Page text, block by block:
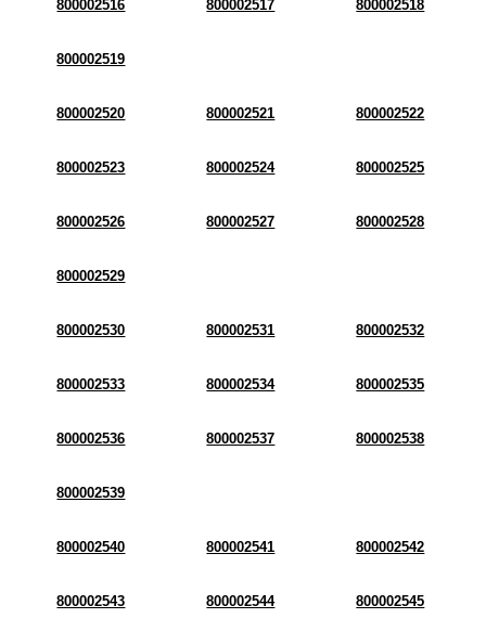
800002516 800002517 800002518
800002519
800002520 800002521 800002522
800002523 800002524 800002525
800002526 800002527 800002528
800002529
800002530 800002531 800002532
800002533 800002534 800002535
800002536 800002537 800002538
800002539
800002540 800002541 800002542
800002543 800002544 800002545